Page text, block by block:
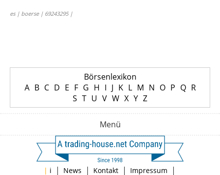
es | boerse | 69243295 |
Börsenlexikon
A B C D E F G H I J K L M N O P Q R
S T U V W X Y Z
Menü
| i | News | Kontakt | Impressum |